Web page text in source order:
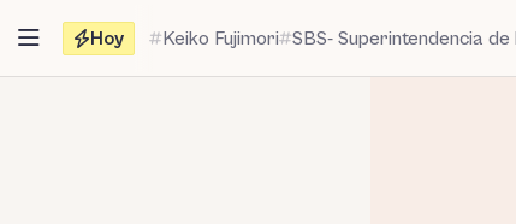
contenido
Hoy Keiko Fujimori SBS- Superintendencia